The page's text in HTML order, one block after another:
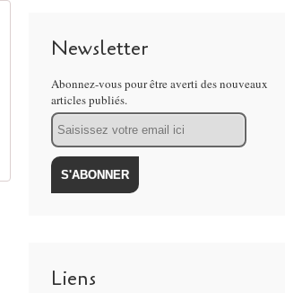
Newsletter
Abonnez-vous pour être averti des nouveaux
articles publiés.
Email
Liens